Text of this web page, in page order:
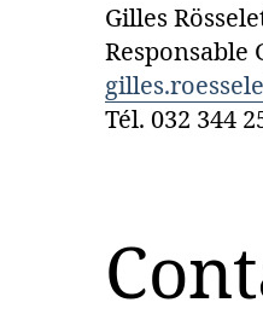
Gilles
Responsable
Tél. 032 344